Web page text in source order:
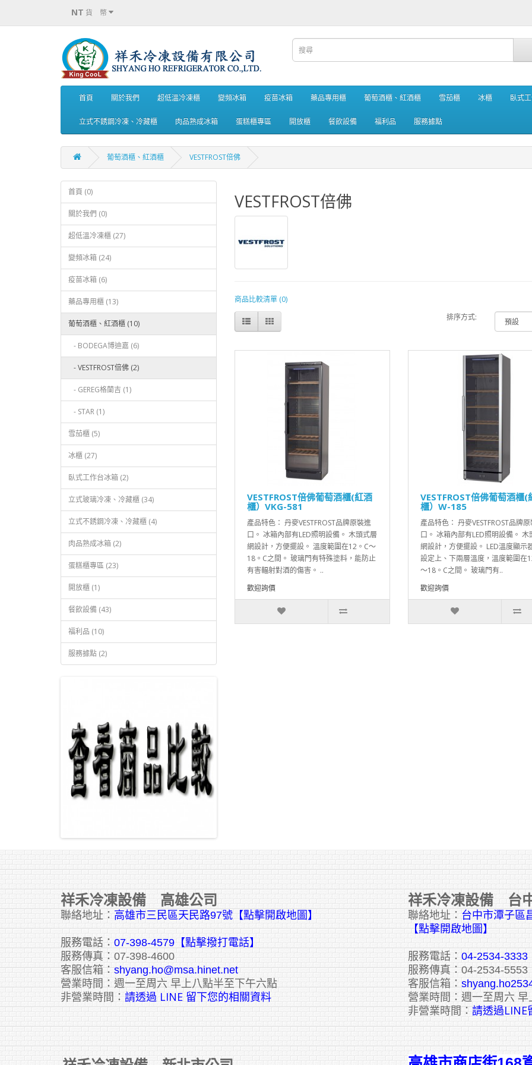
NT 貨 幣
首頁 關於我們 超低溫冷凍櫃 變頻冰箱 疫苗冰箱 藥品專用櫃 葡萄酒櫃、紅酒櫃 雪茄櫃 冰櫃 臥式
立式不銹鋼冷凍、冷藏櫃 肉品熟成冰箱 蛋糕櫃專區 開放櫃 餐飲設備 福利品 服務據點
葡萄酒櫃、紅酒櫃 VESTFROST倍佛
首頁 (0)
關於我們 (0)
超低溫冷凍櫃 (27)
變頻冰箱 (24)
疫苗冰箱 (6)
藥品專用櫃 (13)
葡萄酒櫃、紅酒櫃 (10)
- BODEGA博迪嘉 (6)
- VESTFROST倍佛 (2)
- GEREG格蘭吉 (1)
- STAR (1)
雪茄櫃 (5)
冰櫃 (27)
臥式工作台冰箱 (2)
立式玻璃冷凍、冷藏櫃 (34)
立式不銹鋼冷凍、冷藏櫃 (4)
肉品熟成冰箱 (2)
蛋糕櫃專區 (23)
開放櫃 (1)
餐飲設備 (43)
福利品 (10)
服務據點 (2)
VESTFROST倍佛
商品比較清單 (0)
排序方式:
VESTFROST倍佛葡萄酒櫃(紅酒
櫃）VKG-581
產品特色： 丹麥VESTFROST品牌原裝進
口。 冰箱內部有LED照明設備。 木頭式層
網設計，方便擺設。 溫度範圍在12。C～
18。C之間。 玻璃門有特殊塗料，能防止
有害輻射對酒的傷害。 ..
歡迎詢價
VESTFROST倍佛葡萄酒櫃(
櫃）W-185
產品特色： 丹麥VESTFROST品牌
口。 冰箱內部有LED照明設備。 木
網設計，方便擺設。 LED溫度顯示
設定上、下兩層溫度，溫度範圍在
～18。C之間。 玻璃門有..
歡迎詢價
祥禾冷凍設備 高雄公司
聯絡地址： 高雄市三民區天民路97號【點擊開啟地圖】
服務電話： 07-398-4579【點擊撥打電話】
服務傳真：07-398-4600
客服信箱： shyang.ho@msa.hinet.net
營業時間：週一至周六 早上八點半至下午六點
非營業時間： 請透過 LINE 留下您的相關資料
祥禾冷凍設備 台
聯絡地址： 台中市潭子區
【點擊開啟地圖】
服務電話： 04-2534-3333
服務傳真：04-2534-5553
客服信箱：
營業時間：週一至周六
非營業時間： 請透過LINE